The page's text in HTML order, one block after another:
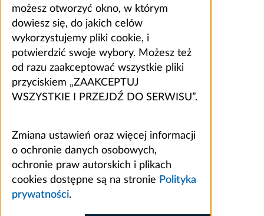
możesz otworzyć okno, w którym
dowiesz się, do jakich celów
wykorzystujemy pliki cookie, i
potwierdzić swoje wybory. Możesz też
od razu zaakceptować wszystkie pliki
przyciskiem „ZAAKCEPTUJ
WSZYSTKIE I PRZEJDŹ DO SERWISU”.
Zmiana ustawień oraz więcej informacji
o ochronie danych osobowych,
ochronie praw autorskich i plikach
cookies dostępne są na stronie Polityka
prywatności.